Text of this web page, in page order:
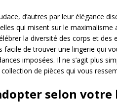
d’autres par leur élégance
qui misent sur le maximalisme
la diversité des corps et des
de trouver une lingerie qui
imposées. Il ne s’agit plus
de pièces qui vous
selon